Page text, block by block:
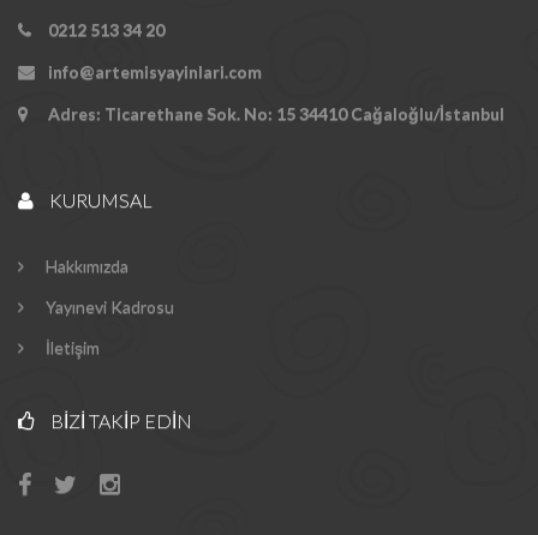
0212 513 34 20
info@artemisyayinlari.com
Adres: Ticarethane Sok. No: 15 34410 Cağaloğlu/İstanbul
KURUMSAL
Hakkımızda
Yayınevi Kadrosu
İletişim
BIZI TAKIP EDIN